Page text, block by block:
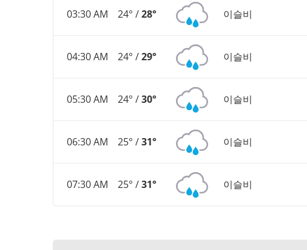
03:30 AM 24° /28° 이슬비
04:30 AM 24° /29° 이슬비
05:30 AM 24° /30° 이슬비
06:30 AM 25° /31° 이슬비
07:30 AM 25° /31° 이슬비